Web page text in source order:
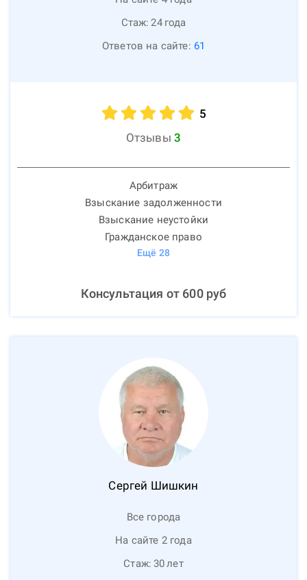
Стаж: 24 года
Ответов на сайте: 61
5
Отзывы 3
Арбитраж
Взыскание задолженности
Взыскание неустойки
Гражданское право
Ещё 28
Консультация от 600руб
Сергей Шишкин
Все города
На сайте 2 года
Стаж: 30лет